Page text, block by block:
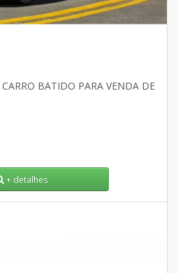
BATIDO PARA VENDA DE
+ detalhes